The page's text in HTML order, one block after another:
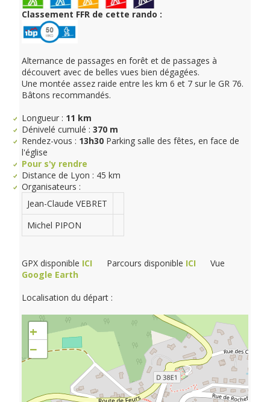
Classement FFR de cette rando :
Alternance de passages en forêt et de passages à
découvert avec de belles vues bien dégagées.
Une montée assez raide entre les km 6 et 7 sur le GR 76.
Bâtons recommandés.
Longueur : 11 km
Dénivelé cumulé :370 m
Rendez-vous : 13h30 Parking salle des fêtes, en face de
l'église
Pour s'y rendre
Distance de Lyon : 45 km
Organisateurs :
Jean-Claude VEBRET
Michel PIPON
GPX disponible ICI Parcours disponible ICI Vue
Google Earth
Localisation du départ :
+
−